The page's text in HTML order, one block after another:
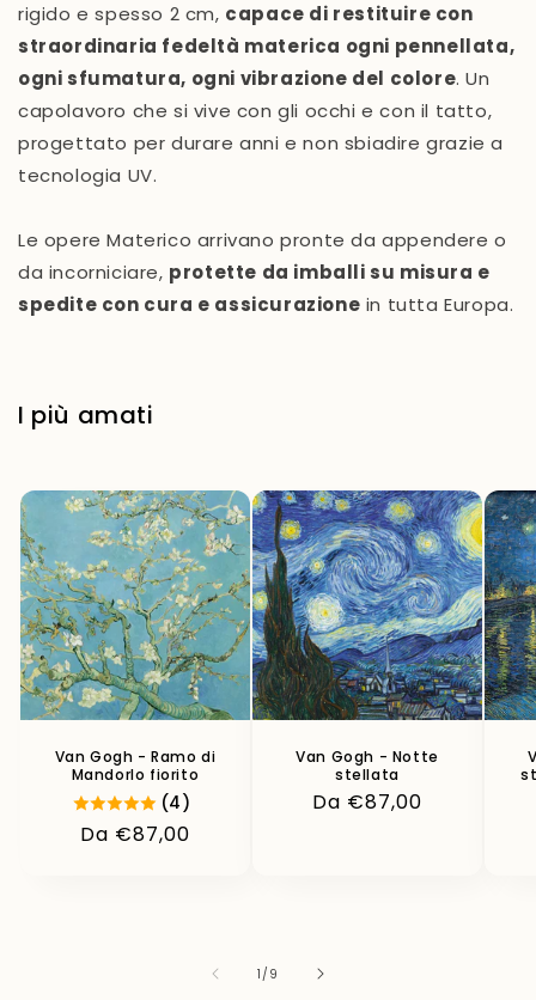
rigido e spesso 2 cm, capace di restituire con
straordinaria fedeltà materica ogni pennellata,
ogni sfumatura, ogni vibrazione del colore. Un
capolavoro che si vive con gli occhi e con il tatto,
progettato per durare anni e non sbiadire grazie a
tecnologia UV.
Le opere Materico arrivano pronte da appendere o
da incorniciare, protette da imballi su misura e
spedite con cura e assicurazione in tutta Europa.
I più amati
Van Gogh - Ramo di
Mandorlo fiorito
(4)
Prezzo
Da €87,00
Van Gogh - Notte
stellata
Prezzo
Da €87,00
1 /su
9